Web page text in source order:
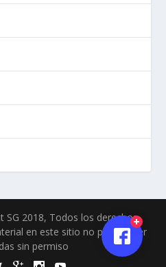
2018, Todos los derechos
en este sitio no pueden ser
sin permiso